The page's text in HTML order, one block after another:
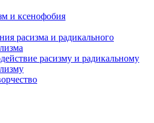
и ксенофобия
расизма и радикального
расизму и радикальному